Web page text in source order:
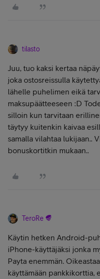
tilasto
Juu, tuo kaksi kertaa
joka ostosreissulla
lähelle puhelimen eikä
maksupäätteeseen :D
silloin kun tarvitaan
täytyy kuitenkin kaivaa
samalla vilahtaa lukijaan..
bonuskortitkin mukaan..
TeroRe
Käytin hetken Android-
iPhone-käyttäjäksi jonka
Payta enemmän.
käyttämään pankkikorttia,